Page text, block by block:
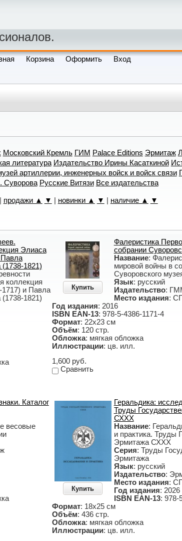
Корзина Оформить
Вход
Московский Кремль ГИМ Palace Editions Эрмитаж
литература Издательство Ирины Касаткиной
артиллерии, инженерных войск и войск связи
Русские Витязи Все издательства
продажи ▲ ▼ новинки ▲ ▼ наличие ▲ ▼
Элиаса
Павла
(1738-1821)
коллекция
и Павла
(1738-1821)
Купить
Фалеристика
собрании
Название:
мировой войны в
Суворовского
Язык: русский
Издательство:
Место издания:
Год издания: 2016
ISBN EAN-13: 978-5-4386-1171-4
Формат: 22х23 см
Объём: 120 стр.
Обложка: мягкая обложка
Иллюстрации: цв. илл.
1,600 руб.
Сравнить
Каталог
весовые
Купить
Геральдика:
Труды
СХХХ
Название:
и практика. Труды
Эрмитажа СХХХ
Серия: Труды
Эрмитажа
Язык: русский
Издательство:
Место издания:
Год издания: 2026
ISBN EAN-13: 978-
Формат: 18х25 см
Объём: 436 стр.
Обложка: мягкая обложка
Иллюстрации: цв. илл.